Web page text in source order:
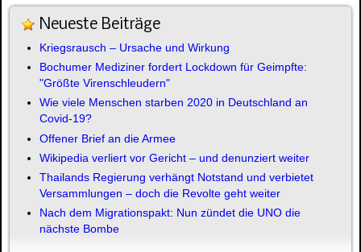
Neueste Beiträge
Kriegsrausch – Ursache und Wirkung
Bochumer Mediziner fordert Lockdown für Geimpfte:
"Größte Virenschleudern"
Wie viele Menschen starben 2020 in Deutschland an
Covid-19?
Offener Brief an die Armee
Wikipedia verliert vor Gericht – und denunziert weiter
Thailands Regierung verhängt Notstand und verbietet
Versammlungen – doch die Revolte geht weiter
Nach dem Migrationspakt: Nun zündet die UNO die
nächste Bombe